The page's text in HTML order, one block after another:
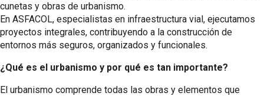
cunetas y obras de urbanismo.
En ASFACOL, especialistas en infraestructura vial, ejecutamos
proyectos integrales, contribuyendo a la construcción de
entornos más seguros, organizados y funcionales.
¿Qué es el urbanismo y por qué es tan importante?
El urbanismo comprende todas las obras y elementos que